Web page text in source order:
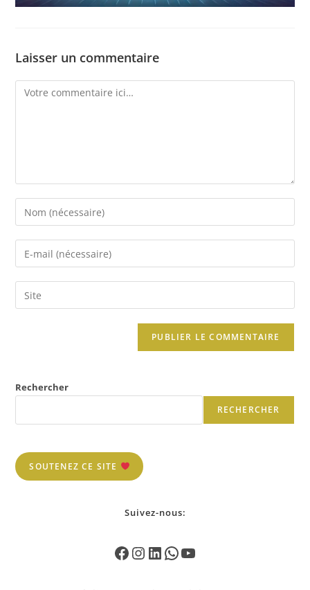
Laisser un commentaire
Rechercher
RECHERCHER
SOUTENEZ CE SITE
Suivez-nous: